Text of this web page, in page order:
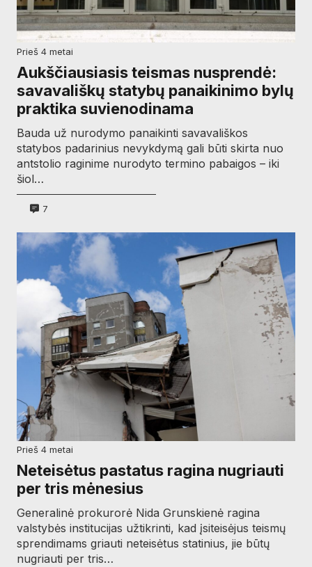
prieš 4 metai
Aukščiausiasis teismas nusprendė:
savavališkų statybų panaikinimo bylų
praktika suvienodinama
Bauda už nurodymo panaikinti savavališkos
statybos padarinius nevykdymą gali būti skirta nuo
antstolio raginime nurodyto termino pabaigos – iki
šiol…
7
prieš 4 metai
Neteisėtus pastatus ragina nugriauti
per tris mėnesius
Generalinė prokurorė Nida Grunskienė ragina
valstybės institucijas užtikrinti, kad įsiteisėjus teismų
sprendimams griauti neteisėtus statinius, jie būtų
nugriauti per tris…